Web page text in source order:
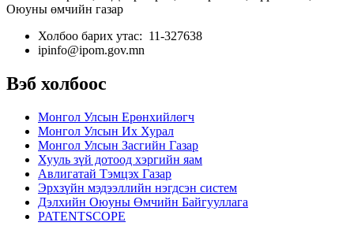
Оюуны өмчийн газар
Холбоо барих утас: 11-327638
ipinfo@ipom.gov.mn
Вэб холбоос
Монгол Улсын Ерөнхийлөгч
Монгол Улсын Их Хурал
Монгол Улсын Засгийн Газар
Хууль зүй дотоод хэргийн яам
Авлигатай Тэмцэх Газар
Эрхзүйн мэдээллийн нэгдсэн систем
Дэлхийн Оюуны Өмчийн Байгууллага
PATENTSCOPE